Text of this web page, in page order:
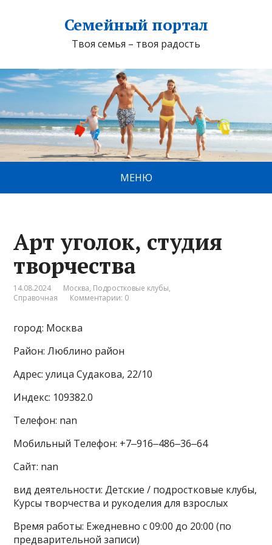
Семейный портал
Твоя семья – твоя радость
МЕНЮ
Арт уголок, студия
творчества
14.08.2024 Москва, Подростковые клубы,
Справочная
Комментарии: 0
город: Москва
Район: Люблино район
Адрес: улица Судакова, 22/10
Индекс: 109382.0
Телефон: nan
Мобильный Телефон: +7‒916‒486‒36‒64
Сайт: nan
вид деятельности: Детские / подростковые клубы,
Курсы творчества и рукоделия для взрослых
Время работы: Ежедневно с 09:00 до 20:00 (по
предварительной записи)